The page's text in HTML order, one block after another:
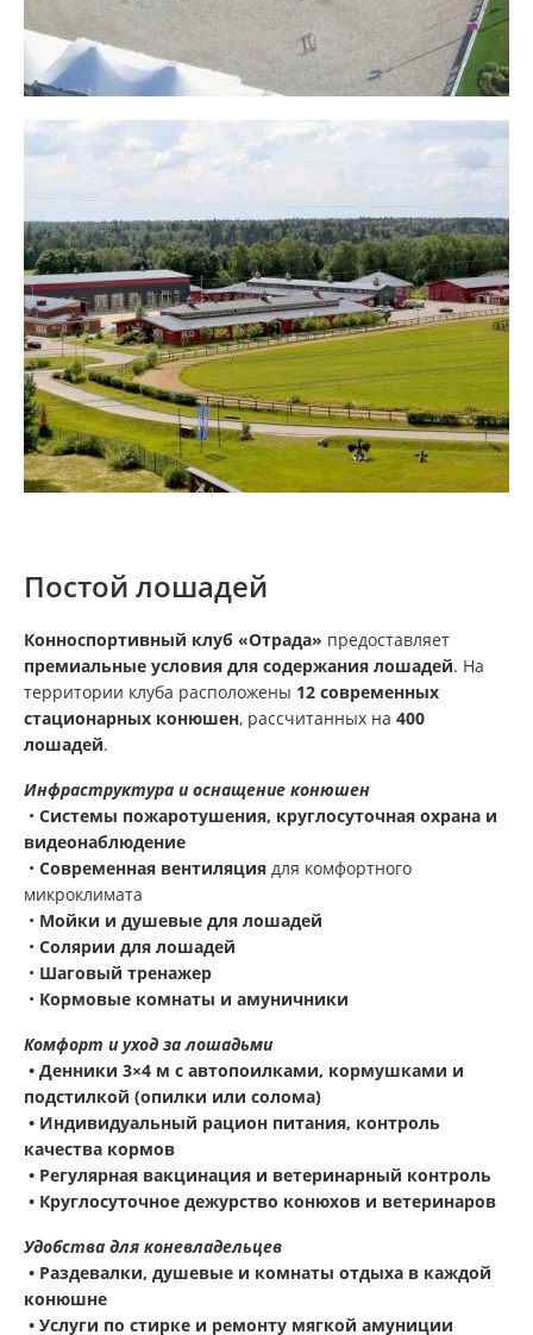
Постой лошадей
Конноспортивный клуб «Отрада» предоставляет
премиальные условия для содержания лошадей. На
территории клуба расположены 12 современных
стационарных конюшен, рассчитанных на 400
лошадей.
Инфраструктура и оснащение конюшен
• Системы пожаротушения, круглосуточная охрана и
видеонаблюдение
• Современная вентиляция для комфортного
микроклимата
• Мойки и душевые для лошадей
• Солярии для лошадей
• Шаговый тренажер
• Кормовые комнаты и амуничники
Комфорт и уход за лошадьми
• Денники 3×4 м с автопоилками, кормушками и
подстилкой (опилки или солома)
• Индивидуальный рацион питания, контроль
качества кормов
• Регулярная вакцинация и ветеринарный контроль
• Круглосуточное дежурство конюхов и ветеринаров
Удобства для коневладельцев
• Раздевалки, душевые и комнаты отдыха в каждой
конюшне
• Услуги по стирке и ремонту мягкой амуниции